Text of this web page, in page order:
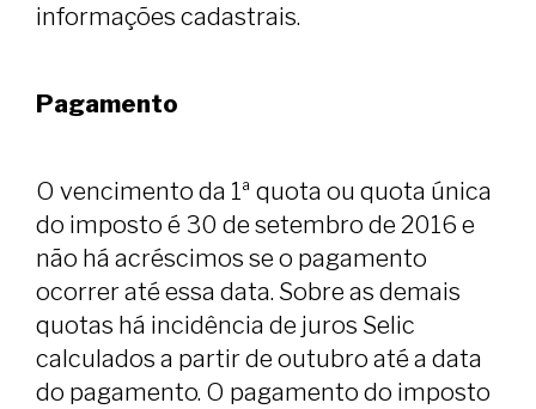
informações cadastrais.
Pagamento
O vencimento da 1ª quota ou quota única
do imposto é 30 de setembro de 2016 e
não há acréscimos se o pagamento
ocorrer até essa data. Sobre as demais
quotas há incidência de juros Selic
calculados a partir de outubro até a data
do pagamento. O pagamento do imposto